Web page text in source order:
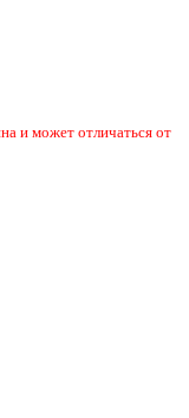
и может отличаться от